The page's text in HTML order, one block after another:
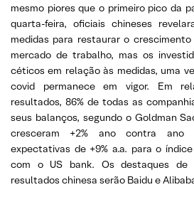
mesmo piores que o primeiro pico da
quarta-feira, oficiais chineses
medidas para restaurar o
mercado de trabalho, mas os
céticos em relação às medidas, uma
covid permanece em vigor. Em
resultados, 86% de todas as
seus balanços, segundo o Goldman
cresceram +2% ano contra ano
expectativas de +9% a.a. para o
com o US bank. Os destaques de
resultados chinesa serão Baidu e